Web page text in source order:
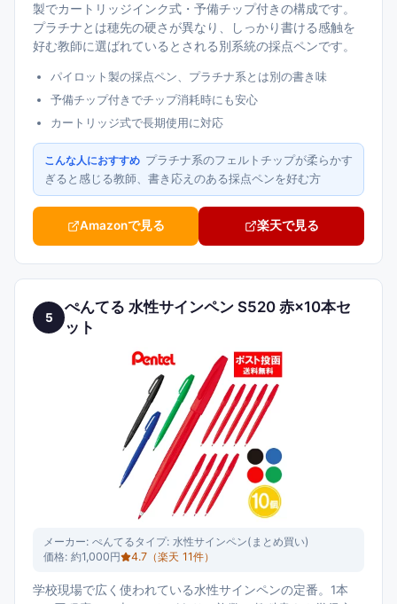
製でカートリッジインク式・予備チップ付きの構成です。
プラチナとは穂先の硬さが異なり、しっかり書ける感触を
好む教師に選ばれているとされる別系統の採点ペンです。
パイロット製の採点ペン、プラチナ系とは別の書き味
予備チップ付きでチップ消耗時にも安心
カートリッジ式で長期使用に対応
こんな人におすすめ プラチナ系のフェルトチップが柔らかす
ぎると感じる教師、書き応えのある採点ペンを好む方
Amazonで見る 楽天で見る
5
ぺんてる 水性サインペン S520 赤×10本セ
ット
メーカー: ぺんてるタイプ: 水性サインペン(まとめ買い)
価格: 約1,000円 4.7 （楽天 11件）
学校現場で広く使われている水性サインペンの定番。1本